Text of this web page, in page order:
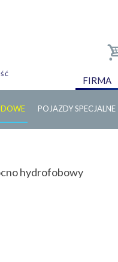
FIRMA
POJAZDY SPECJALNE
hydrofobowy